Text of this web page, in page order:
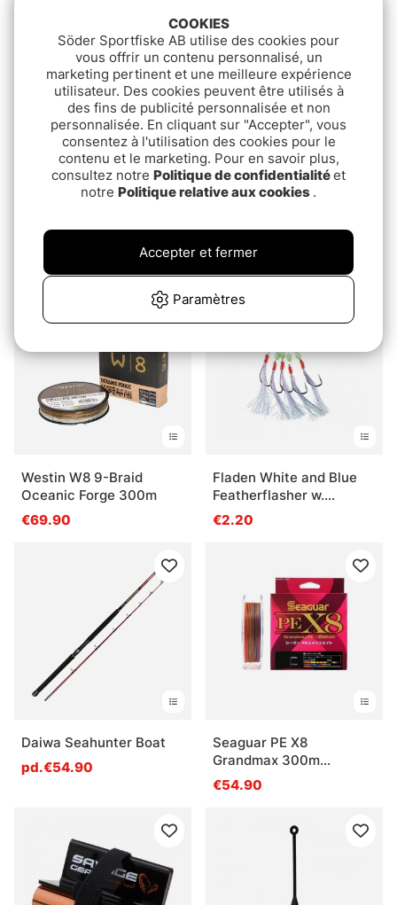
Weigh Sling - Standard
Braid Deadbait 300m
€34.90
Westin W8 9-Braid
Oceanic Forge 300m
€69.90
Fladen White and Blue
Featherflasher w.
glowing balls
€2.20
Daiwa Seahunter Boat
pd.€54.90
Seaguar PE X8
Grandmax 300m
Multicolor
€54.90
COOKIES
Söder Sportfiske AB utilise des cookies pour
vous offrir un contenu personnalisé, un
marketing pertinent et une meilleure expérience
utilisateur. Des cookies peuvent être utilisés à
des fins de publicité personnalisée et non
personnalisée. En cliquant sur "Accepter", vous
consentez à l'utilisation des cookies pour le
contenu et le marketing. Pour en savoir plus,
consultez notre Politique de confidentialitéet
notre Politique relative aux cookies .
Paramètres
Accepter et fermer